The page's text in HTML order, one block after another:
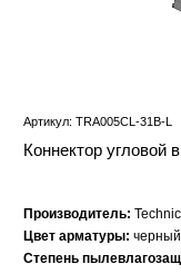
Артикул: TRA005CL-31B-L
Коннектор угловой
Производитель:
Цвет арматуры: черный
Степень